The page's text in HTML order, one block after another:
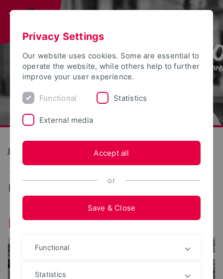
Jubiläum 50 Jahre TH OWL
Hochschule goes USA
Privacy Settings
Our website uses cookies. Some are essential to
operate the website, while others help to further
improve your user experience.
Functional Statistics
External media
Accept all
or
Save & Close
Functional
Statistics